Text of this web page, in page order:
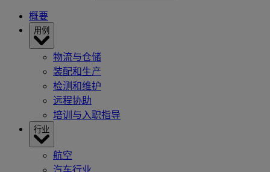
概要
用例
物流与仓储
装配和生产
检测和维护
远程协助
培训与入职指导
行业
航空